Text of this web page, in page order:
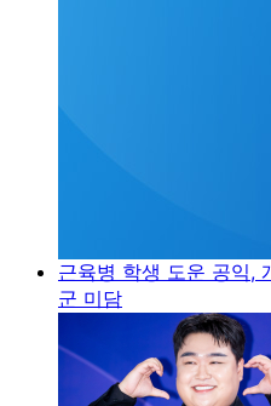
근육병 학생 도운 공익,
군 미담